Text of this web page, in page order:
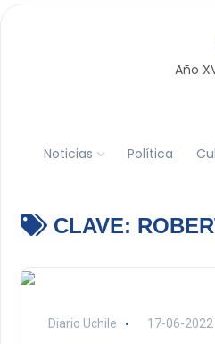
Año
Noticias Política
CLAVE:
Diario Uchile 17-06-2022